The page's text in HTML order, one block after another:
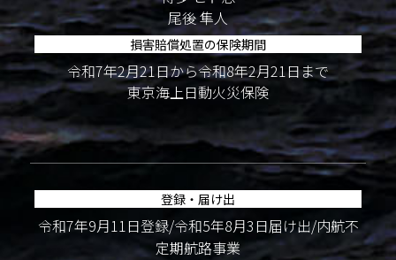
尾後 隼人
損害賠償処置の保険期間
令和7年2月21日から令和8年2月21日まで
東京海上日動火災保険
登録・届け出
令和7年9月11日登録/令和5年8月3日届け出/内航不
定期航路事業